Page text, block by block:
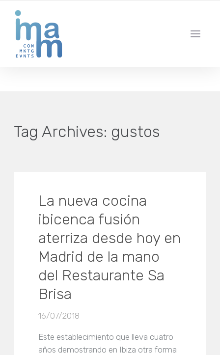
IBIZA · MADRID · BARCELONA
Tag Archives: gustos
La nueva cocina
ibicenca fusión
aterriza desde hoy en
Madrid de la mano
del Restaurante Sa
Brisa
16/07/2018
Este establecimiento que lleva cuatro
años demostrando en Ibiza otra forma